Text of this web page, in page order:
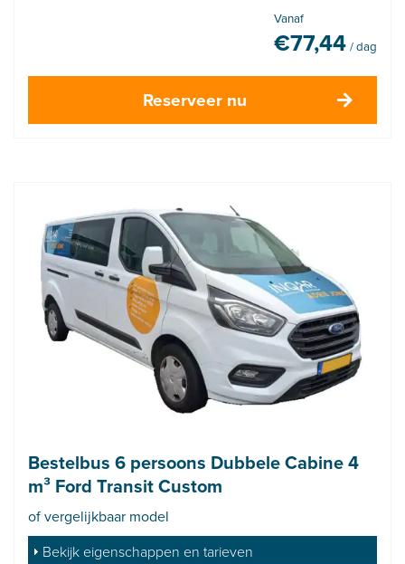
Vanaf
€77,44 / dag
Reserveer nu
Bestelbus 6 persoons Dubbele Cabine 4
m³ Ford Transit Custom
of vergelijkbaar model
Bekijk eigenschappen en tarieven